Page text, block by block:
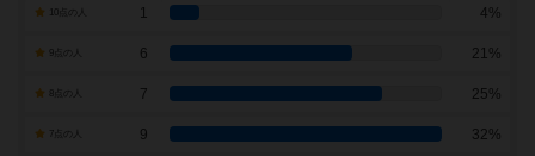
1 4%
6 21%
7 25%
7点の人 9 32%